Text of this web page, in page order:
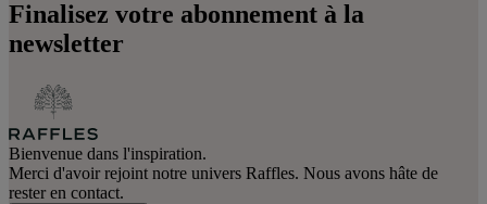
Finalisez votre abonnement à la
newsletter
Bienvenue dans l'inspiration.
Merci d'avoir rejoint notre univers Raffles. Nous avons hâte de
rester en contact.